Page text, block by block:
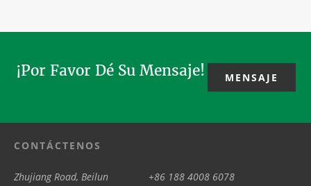
¡Por Favor Dé Su Mensaje! MENSAJE
CONTÁCTENOS
Zhujiang Road, Beilun
+86 188 4008 6078